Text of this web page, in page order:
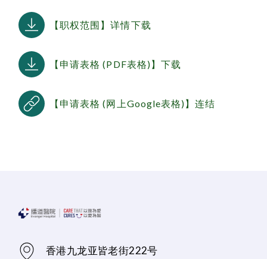
【职权范围】详情下载
【申请表格 (PDF表格)】下载
【申请表格 (网上Google表格)】连结
香港九龙亚皆老街222号